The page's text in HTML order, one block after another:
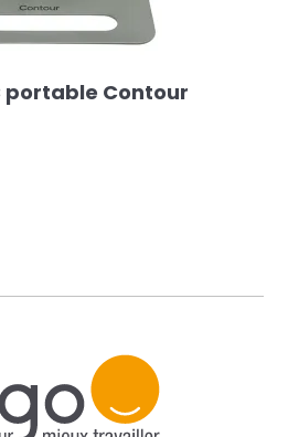
portable Contour
le produit par